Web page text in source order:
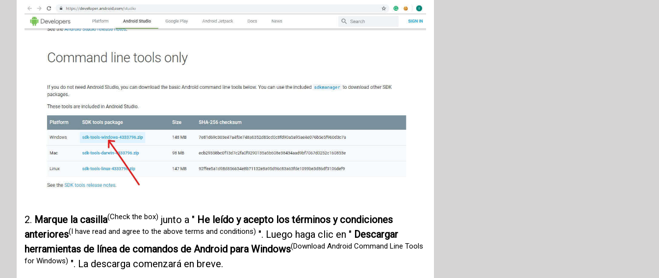
2. Marque la casilla(Check the box) junto a " He leído y acepto los términos y condiciones
anteriores(I have read and agree to the above terms and conditions) ". Luego haga clic en " Descargar
herramientas de línea de comandos de Android para Windows(Download Android Command Line Tools
for Windows) ". La descarga comenzará en breve.